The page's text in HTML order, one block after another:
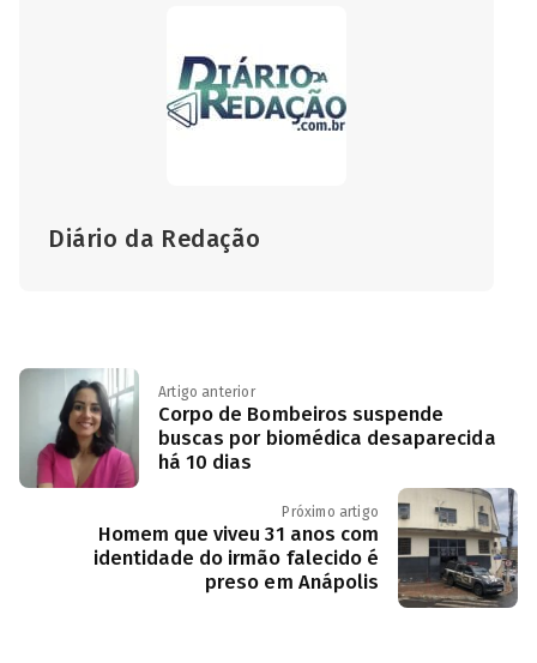
Diário da Redação
Artigo anterior
Corpo de Bombeiros suspende
buscas por biomédica desaparecida
há 10 dias
Próximo artigo
Homem que viveu 31 anos com
identidade do irmão falecido é
preso em Anápolis